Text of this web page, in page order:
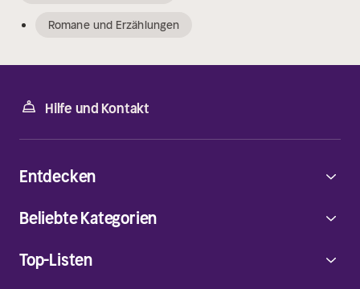
Romane und Erzählungen
Hilfe und Kontakt
Entdecken
Beliebte Kategorien
Top-Listen